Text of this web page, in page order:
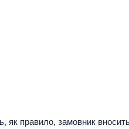
як правило, замовник